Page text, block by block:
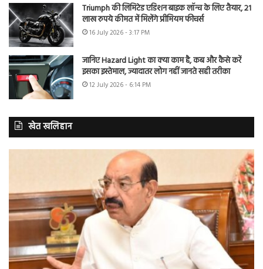
Triumph की लिमिटेड एडिशन बाइक लॉन्च के लिए तैयार, 21
लाख रुपये कीमत में मिलेंगे प्रीमियम फीचर्स
16 July 2026 - 3:17 PM
जानिए Hazard Light का क्या काम है, कब और कैसे करें
इसका इस्तेमाल, ज्यादातर लोग नहीं जानते सही तरीका
12 July 2026 - 6:14 PM
खेत खलिहान